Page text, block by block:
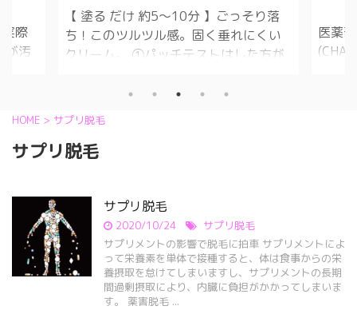
際
が汚
入
何回
ス
カラ
染
【 塗る だけ 約5～10分 】ごっそり落
ち！このツルツル感。固く垂れにくい
クリーム。 ①パッチテストはした方が
ー起こします。 ②手触りはリンスみた
いです。 ③匂いは、髪染めの匂いで
も大丈夫ですが、出来れば、なるべく2
時間経ちましたらガーゼとかと書いて
ますが、自分は100均のクイックルワイ
パー使用しました。 ⑦擦るように毛を
撫でていくと、面白いほど取れていき
ます。 ...
医薬
れ、
れた
０２
HOME > サプリ脱毛
サプリ脱毛
サプリ脱毛
2020/10/24
サプリ脱毛
サプリメントの影響で脱毛に拍車 サプリメントによ
って栄養素を単体で接種すると、体は食事からの栄
養摂取を怠けてしまいますし、サプリメントの長期
間過剰摂取により、内臓に負担がかかってしまいま
す。 薬害脱毛 ...